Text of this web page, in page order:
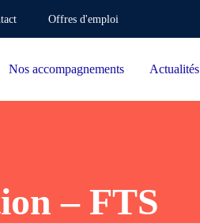
Offres d'emploi
Nos accompagnements Actualités
– FTS